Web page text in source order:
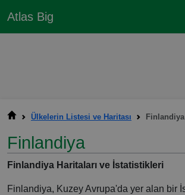
Atlas Big
Ülkelerin Listesi ve Haritası Finlandiya
Finlandiya
Finlandiya Haritaları ve İstatistikleri
Finlandiya, Kuzey Avrupa'da yer alan bir